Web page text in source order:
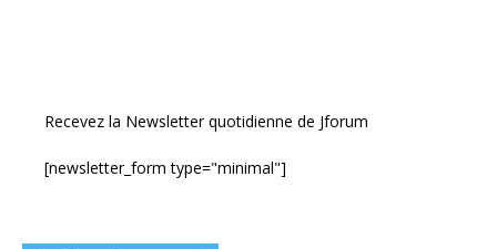
Recevez la Newsletter quotidienne de Jforum
[newsletter_form type="minimal"]